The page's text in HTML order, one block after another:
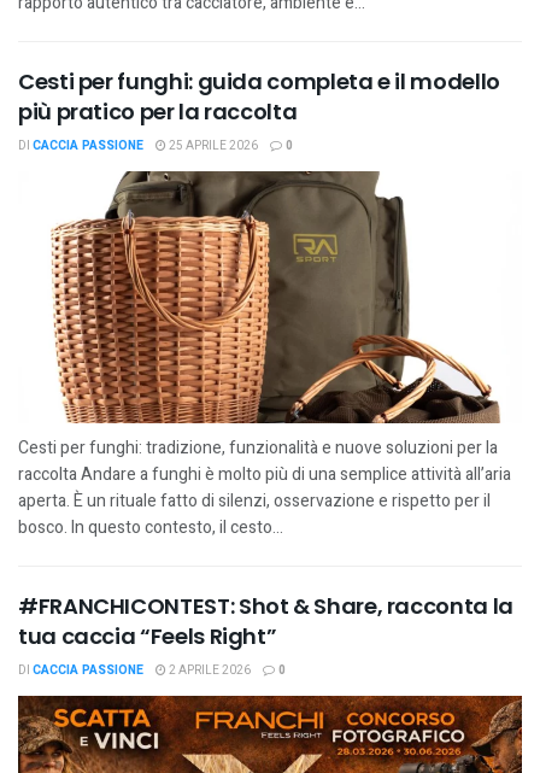
Cesti per funghi: guida completa e il modello
più pratico per la raccolta
DI CACCIA PASSIONE 25 APRILE 2026 0
Cesti per funghi: tradizione, funzionalità e nuove soluzioni per la
raccolta Andare a funghi è molto più di una semplice attività all’aria
aperta. È un rituale fatto di silenzi, osservazione e rispetto per il
bosco. In questo contesto, il cesto...
#FRANCHICONTEST: Shot & Share, racconta la
tua caccia “Feels Right”
DI CACCIA PASSIONE 2 APRILE 2026 0